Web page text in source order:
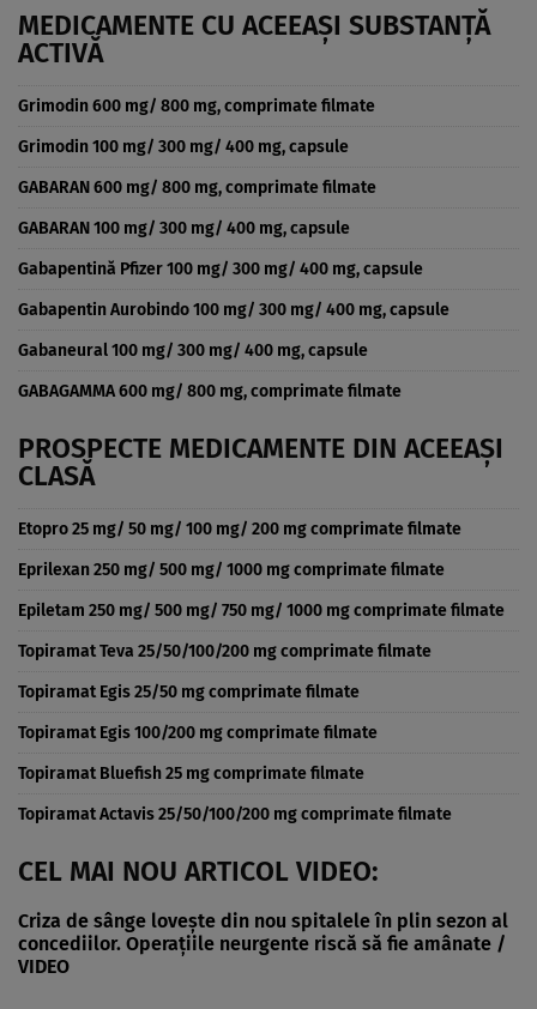
MEDICAMENTE CU ACEEAȘI SUBSTANȚĂ
ACTIVĂ
Grimodin 600 mg/ 800 mg, comprimate filmate
Grimodin 100 mg/ 300 mg/ 400 mg, capsule
GABARAN 600 mg/ 800 mg, comprimate filmate
GABARAN 100 mg/ 300 mg/ 400 mg, capsule
Gabapentină Pfizer 100 mg/ 300 mg/ 400 mg, capsule
Gabapentin Aurobindo 100 mg/ 300 mg/ 400 mg, capsule
Gabaneural 100 mg/ 300 mg/ 400 mg, capsule
GABAGAMMA 600 mg/ 800 mg, comprimate filmate
PROSPECTE MEDICAMENTE DIN ACEEAȘI
CLASĂ
Etopro 25 mg/ 50 mg/ 100 mg/ 200 mg comprimate filmate
Eprilexan 250 mg/ 500 mg/ 1000 mg comprimate filmate
Epiletam 250 mg/ 500 mg/ 750 mg/ 1000 mg comprimate filmate
Topiramat Teva 25/50/100/200 mg comprimate filmate
Topiramat Egis 25/50 mg comprimate filmate
Topiramat Egis 100/200 mg comprimate filmate
Topiramat Bluefish 25 mg comprimate filmate
Topiramat Actavis 25/50/100/200 mg comprimate filmate
CEL MAI NOU ARTICOL VIDEO:
Criza de sânge lovește din nou spitalele în plin sezon al
concediilor. Operațiile neurgente riscă să fie amânate /
VIDEO